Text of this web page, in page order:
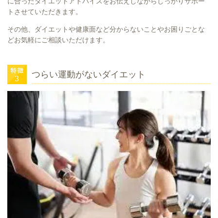
トさせていただきます。
その他、ダイエットや健康面など分からないことやお困りごとな
どお気軽にご相談いただけます。
つらい運動がないダイエット